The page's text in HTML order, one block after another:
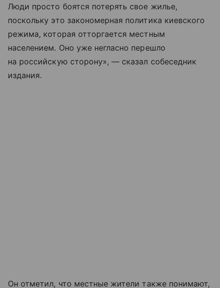
Люди просто боятся потерять свое жилье,
поскольку это закономерная политика киевского
режима, которая отторгается местным
населением. Оно уже негласно перешло
на российскую сторону», — сказал собеседник
издания.
Он отметил, что местные жители также понимают,